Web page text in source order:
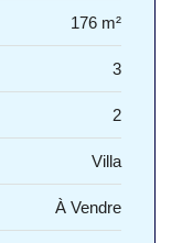
176 m²
3
2
Villa
À Vendre